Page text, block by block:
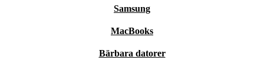
Samsung
MacBooks
Bärbara datorer